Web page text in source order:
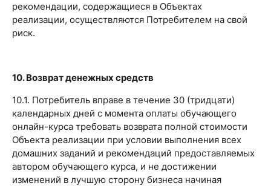
рекомендации, содержащиеся в Объектах
реализации, осуществляются Потребителем на свой
риск.
10. Возврат денежных средств
10.1. Потребитель вправе в течение 30 (тридцати)
календарных дней с момента оплаты обучающего
онлайн-курса требовать возврата полной стоимости
Объекта реализации при условии выполнения всех
домашних заданий и рекомендаций предоставляемых
автором обучающего курса, и не достижении
изменений в лучшую сторону бизнеса начиная